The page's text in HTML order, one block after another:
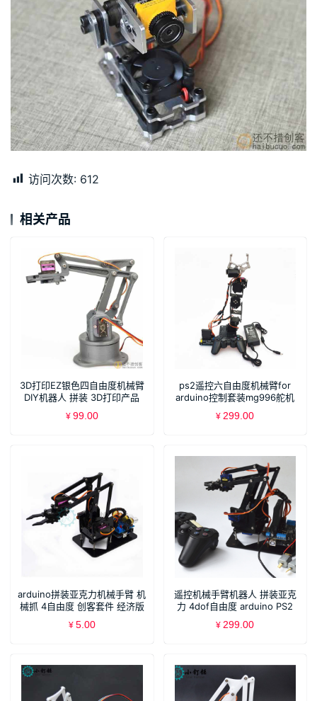
访问次数: 612
相关产品
3D打印EZ银色四自由度机械臂
DIY机器人 拼装 3D打印产品
¥ 99.00
ps2遥控六自由度机械臂for
arduino控制套装mg996舵机
¥ 299.00
arduino拼装亚克力机械手臂 机
械抓 4自由度 创客套件 经济版
¥ 5.00
遥控机械手臂机器人 拼装亚克
力 4dof自由度 arduino PS2
¥ 299.00